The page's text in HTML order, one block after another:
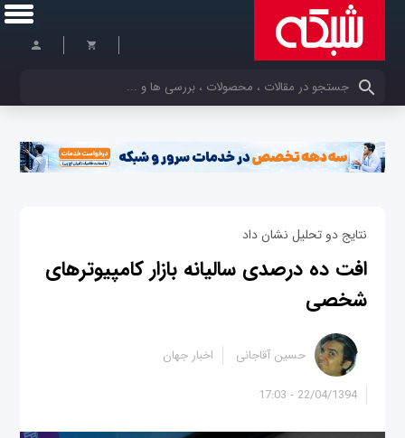
کلمات کلیدی خود را وارد کنید
نتایج دو تحلیل نشان داد
افت ده درصدی سالیانه بازار کامپیوترهای
شخصی
22/04/1394 - 17:03
حسین آقاجانی اخبار جهان